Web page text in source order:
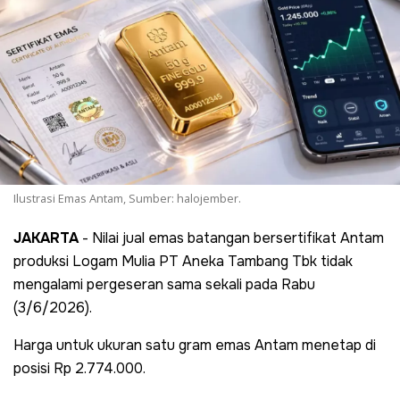
Ilustrasi Emas Antam, Sumber: halojember.
JAKARTA- Nilai jual emas batangan bersertifikat Antam
produksi Logam Mulia PT Aneka Tambang Tbk tidak
mengalami pergeseran sama sekali pada Rabu
(3/6/2026).
Harga untuk ukuran satu gram emas Antam menetap di
posisi Rp 2.774.000.